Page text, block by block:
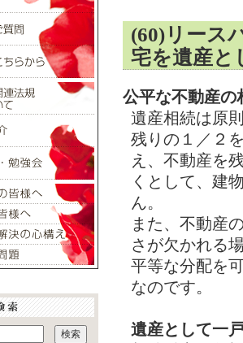
(60)リース
宅を遺産と
公平な不動産の
遺産相続は原
残りの１／２
え、不動産を
くとして、建
ん。
また、不動産
さが欠かれる
平等な分配を
なのです。
遺産として一